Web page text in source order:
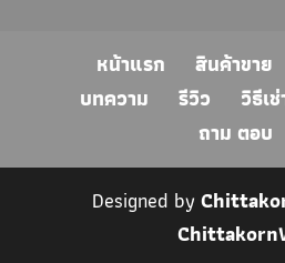
หน้าแรก สินค้าขาย
บทความ
รีวิว
วิธีเ
ถาม ตอบ
Designed by